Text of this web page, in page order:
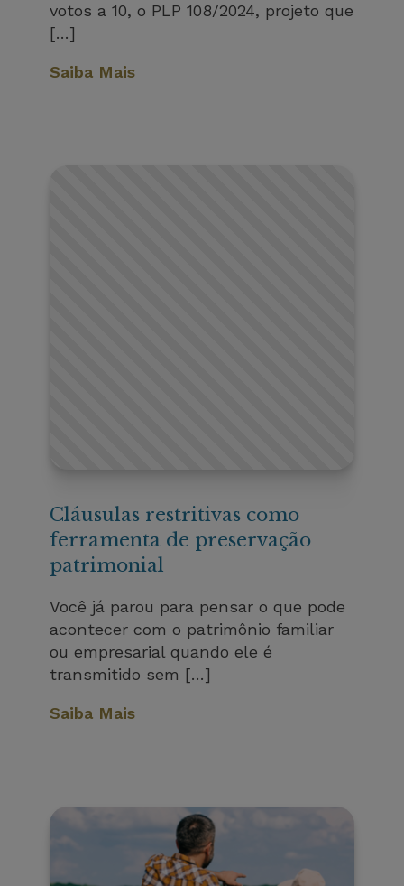
votos a 10, o PLP 108/2024, projeto que
[…]
Saiba Mais
Cláusulas restritivas como
ferramenta de preservação
patrimonial
Você já parou para pensar o que pode
acontecer com o patrimônio familiar
ou empresarial quando ele é
transmitido sem […]
Saiba Mais